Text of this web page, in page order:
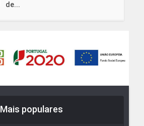
de...
Mais populares